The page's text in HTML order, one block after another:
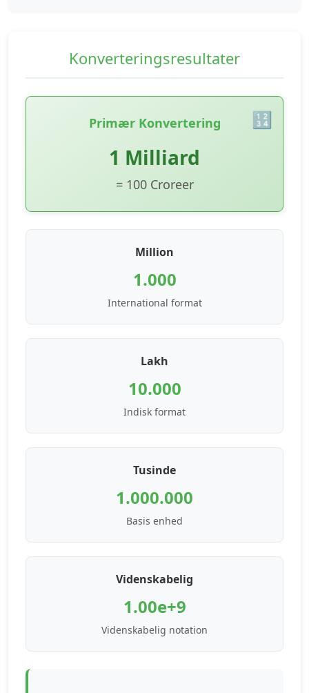
Konverteringsresultater
Primær Konvertering
1 Milliard
= 100 Croreer
Million
1.000
International format
Lakh
10.000
Indisk format
Tusinde
1.000.000
Basis enhed
Videnskabelig
1.00e+9
Videnskabelig notation